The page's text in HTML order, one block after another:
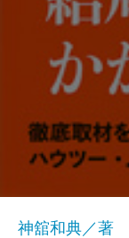
神舘和典／著